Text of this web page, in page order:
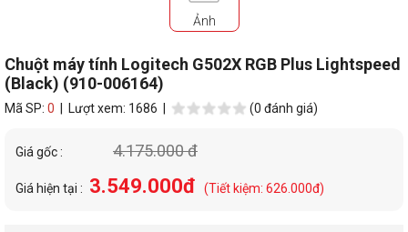
Ảnh
Chuột máy tính Logitech G502X RGB Plus Lightspeed
(Black) (910-006164)
Mã SP: 0 | Lượt xem: 1686 | (0 đánh giá)
Giá gốc : 4.175.000 đ
Giá hiện tại : 3.549.000đ (Tiết kiệm: 626.000đ)